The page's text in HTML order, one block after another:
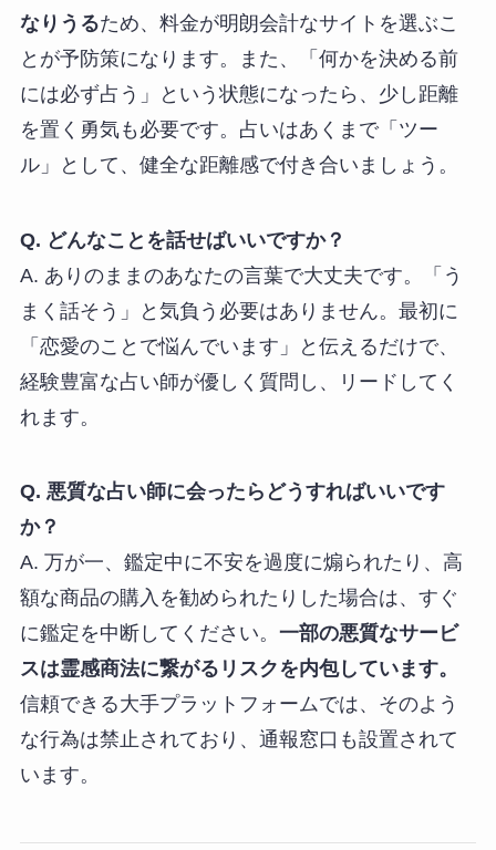
なりうるため、料金が明朗会計なサイトを選ぶこ
とが予防策になります。また、「何かを決める前
には必ず占う」という状態になったら、少し距離
を置く勇気も必要です。占いはあくまで「ツー
ル」として、健全な距離感で付き合いましょう。
Q. どんなことを話せばいいですか？
A. ありのままのあなたの言葉で大丈夫です。「う
まく話そう」と気負う必要はありません。最初に
「恋愛のことで悩んでいます」と伝えるだけで、
経験豊富な占い師が優しく質問し、リードしてく
れます。
Q. 悪質な占い師に会ったらどうすればいいです
か？
A. 万が一、鑑定中に不安を過度に煽られたり、高
額な商品の購入を勧められたりした場合は、すぐ
に鑑定を中断してください。 一部の悪質なサービ
スは霊感商法に繋がるリスクを内包しています。
信頼できる大手プラットフォームでは、そのよう
な行為は禁止されており、通報窓口も設置されて
います。